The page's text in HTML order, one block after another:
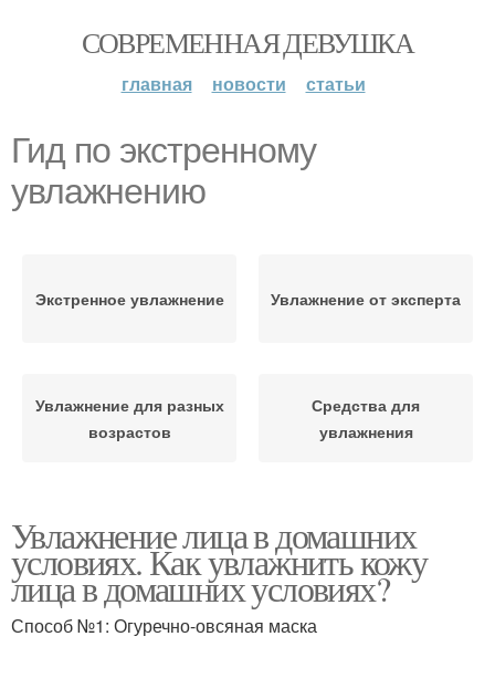
СОВРЕМЕННАЯ ДЕВУШКА
главная новости статьи
Гид по экстренному
увлажнению
Экстренное увлажнение Увлажнение от эксперта
Увлажнение для разных
возрастов
Средства для
увлажнения
Увлажнение лица в домашних
условиях. Как увлажнить кожу
лица в домашних условиях?
Способ №1: Огуречно-овсяная маска